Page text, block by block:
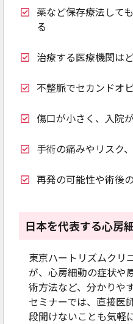
薬など保存療法して
る
治療する医療機関は
不整脈でセカンドオ
傷口が小さく、入院
手術の痛みやリスク
再発の可能性や術後
日本を代表する心房
東京ハートリズムクリ
が、心房細動の症状や
術方法など、分かりや
セミナーでは、直接医
段聞けないことも気軽